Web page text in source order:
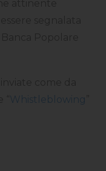
Whistleblowing